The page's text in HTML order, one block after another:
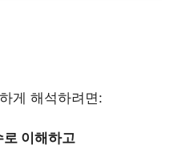
게 해석하려면:
로 이해하고